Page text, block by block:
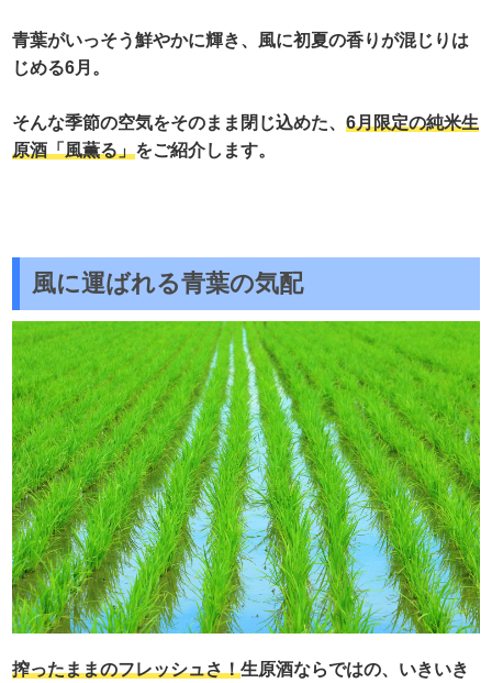
青葉がいっそう鮮やかに輝き、風に初夏の香りが混じりは
じめる6月。
そんな季節の空気をそのまま閉じ込めた、6月限定の純米生
原酒「風薫る」をご紹介します。
風に運ばれる青葉の気配
搾ったままのフレッシュさ！生原酒ならではの、いきいき